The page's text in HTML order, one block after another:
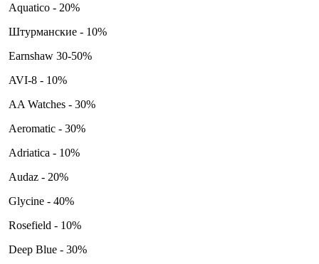
Aquatico - 20%
Штурманские - 10%
Earnshaw 30-50%
AVI-8 - 10%
AA Watches - 30%
Aeromatic - 30%
Adriatica - 10%
Audaz - 20%
Glycine - 40%
Rosefield - 10%
Deep Blue - 30%